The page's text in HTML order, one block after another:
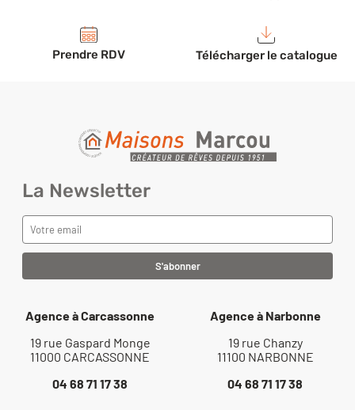
Prendre RDV Télécharger le catalogue
La Newsletter
Agence à Carcassonne
19 rue Gaspard Monge
11000 CARCASSONNE
04 68 71 17 38
Agence à Narbonne
19 rue Chanzy
11100 NARBONNE
04 68 71 17 38